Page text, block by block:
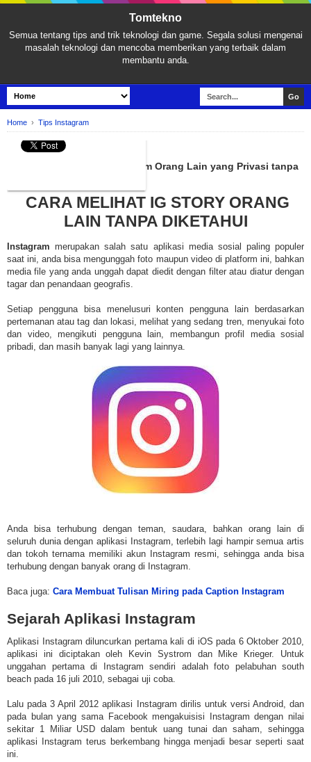
Tomtekno
Semua tentang tips and trik teknologi dan game. Segala solusi mengenai
masalah teknologi dan mencoba memberikan yang terbaik dalam
membantu anda.
Home › Tips Instagram
TIPS INSTAGRAM
2 Cara Melihat Story Instagram Orang Lain yang Privasi tanpa
CARA MELIHAT IG STORY ORANG
LAIN TANPA DIKETAHUI
Instagram merupakan salah satu aplikasi media sosial paling populer
saat ini, anda bisa mengunggah foto maupun video di platform ini, bahkan
media file yang anda unggah dapat diedit dengan filter atau diatur dengan
tagar dan penandaan geografis.
Setiap pengguna bisa menelusuri konten pengguna lain berdasarkan
pertemanan atau tag dan lokasi, melihat yang sedang tren, menyukai foto
dan video, mengikuti pengguna lain, membangun profil media sosial
pribadi, dan masih banyak lagi yang lainnya.
Anda bisa terhubung dengan teman, saudara, bahkan orang lain di
seluruh dunia dengan aplikasi Instagram, terlebih lagi hampir semua artis
dan tokoh ternama memiliki akun Instagram resmi, sehingga anda bisa
terhubung dengan banyak orang di Instagram.
Baca juga: Cara Membuat Tulisan Miring pada Caption Instagram
Sejarah Aplikasi Instagram
Aplikasi Instagram diluncurkan pertama kali di iOS pada 6 Oktober 2010,
aplikasi ini diciptakan oleh Kevin Systrom dan Mike Krieger. Untuk
unggahan pertama di Instagram sendiri adalah foto pelabuhan south
beach pada 16 juli 2010, sebagai uji coba.
Lalu pada 3 April 2012 aplikasi Instagram dirilis untuk versi Android, dan
pada bulan yang sama Facebook mengakuisisi Instagram dengan nilai
sekitar 1 Miliar USD dalam bentuk uang tunai dan saham, sehingga
aplikasi Instagram terus berkembang hingga menjadi besar seperti saat
ini.